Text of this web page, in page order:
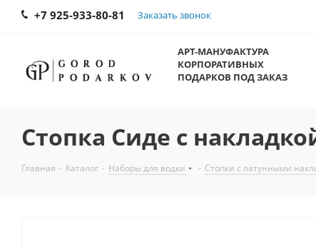
+7 925-933-80-81 Заказать звонок
АРТ-МАНУФАКТУРА
КОРПОРАТИВНЫХ
ПОДАРКОВ ПОД ЗАКАЗ
Стопка Сиде с
Главная - Каталог - Наборы для водки - Стопки с латунными